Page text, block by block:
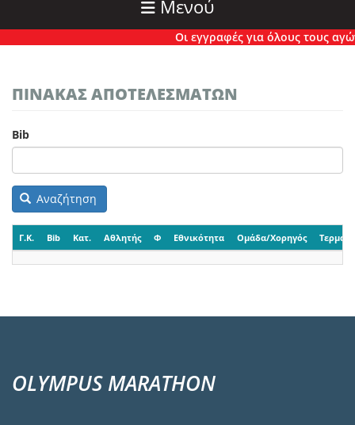
Μενού
Οι εγγραφές για όλους τους
ΠΙΝΑΚΑΣ ΑΠΟΤΕΛΕΣΜΑΤΩΝ
Bib
Αναζήτηση
Γ.Κ. Bib Κατ. Αθλητής Φ Εθνικότητα Ομάδα/Χορηγός
OLYMPUS MARATHON